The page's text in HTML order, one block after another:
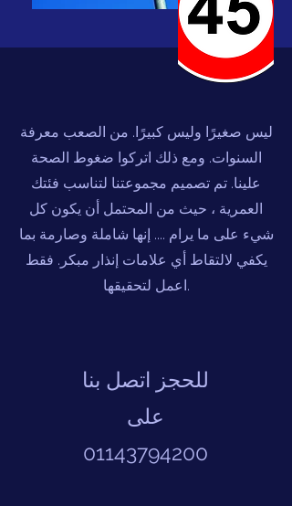
ليس صغيرًا وليس كبيرًا. من الصعب معرفة
السنوات. ومع ذلك اتركوا ضغوط الصحة
علينا. تم تصميم مجموعتنا لتناسب فئتك
العمرية ، حيث من المحتمل أن يكون كل
شيء على ما يرام .... إنها شاملة وصارمة بما
يكفي لالتقاط أي علامات إنذار مبكر. فقط
اعمل لتحقيقها.
للحجز اتصل بنا
على
01143794200